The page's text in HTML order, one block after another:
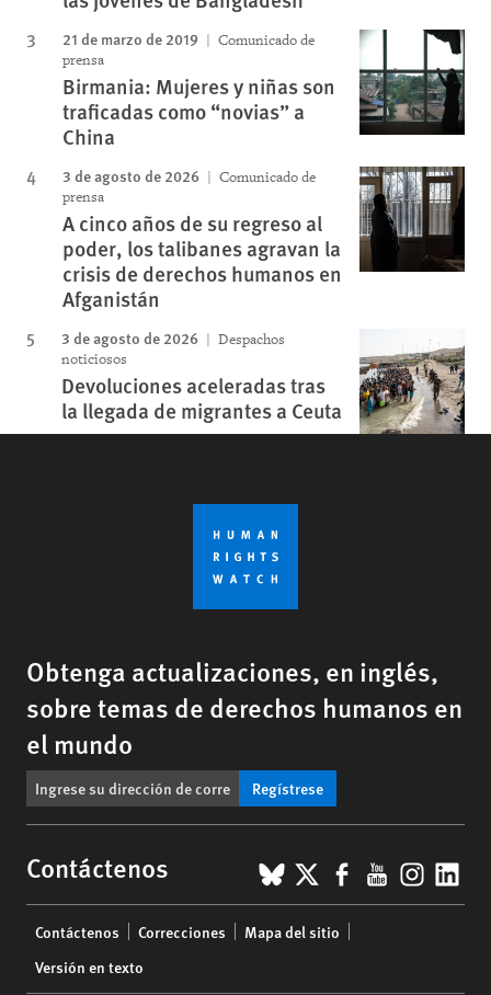
21 de marzo de 2019
Comunicado de
prensa
Birmania: Mujeres y niñas son
traficadas como “novias” a
China
3 de agosto de 2026
Comunicado de
prensa
A cinco años de su regreso al
poder, los talibanes agravan la
crisis de derechos humanos en
Afganistán
3 de agosto de 2026
Despachos
noticiosos
Devoluciones aceleradas tras
la llegada de migrantes a Ceuta
Obtenga actualizaciones, en inglés,
sobre temas de derechos humanos en
el mundo
Regístrese
Contáctenos BlueSky
X Facebook
YouTube
menu
Contáctenos Correcciones
Mapa del sitio
Versión en texto